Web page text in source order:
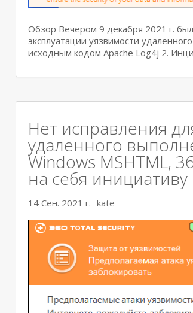
Обзор Вечером 9 декабря 2021 г.
эксплуатации уязвимости
исходным кодом Apache Log4j 2.
Нет исправления
удаленного
Windows MSHTML,
на себя инициативу
14 Сен. 2021 г. kate